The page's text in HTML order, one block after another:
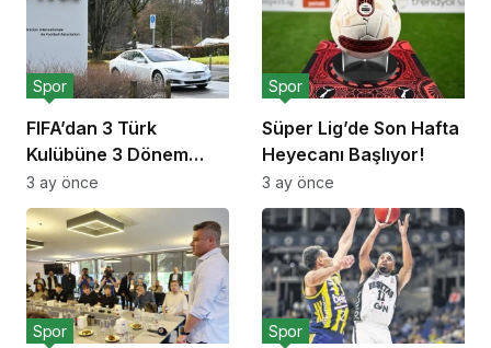
FIFA’dan 3 Türk
Kulübüne 3 Dönem
Transfer Yasağı!
Spor
3 ay önce
Süper Lig’de Son Hafta
Heyecanı Başlıyor!
Spor
3 ay önce
Spor Spor